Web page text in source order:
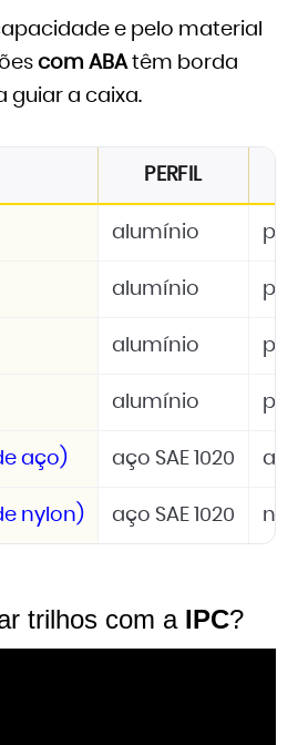
e pelo material
com ABAtêm borda
guiar a caixa.
PERFIL
alumínio
alumínio
alumínio
alumínio
aço) aço SAE 1020
nylon) aço SAE 1020
trilhos com a IPC?